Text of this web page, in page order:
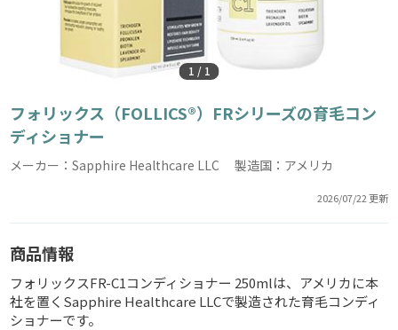
1 / 1
フォリックス（FOLLICS®）FRシリーズの育毛コン
ディショナー
メーカー：Sapphire Healthcare LLC 製造国：アメリカ
2026/07/22 更新
商品情報
フォリックスFR-C1コンディショナー 250mlは、アメリカに本
社を置くSapphire Healthcare LLCで製造された育毛コンディ
ショナーです。